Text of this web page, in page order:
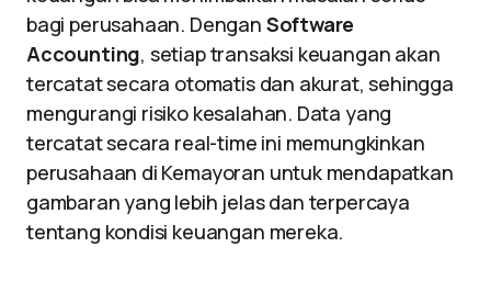
bagi perusahaan. Dengan Software
Accounting, setiap transaksi keuangan akan
tercatat secara otomatis dan akurat, sehingga
mengurangi risiko kesalahan. Data yang
tercatat secara real-time ini memungkinkan
perusahaan di Kemayoran untuk mendapatkan
gambaran yang lebih jelas dan terpercaya
tentang kondisi keuangan mereka.